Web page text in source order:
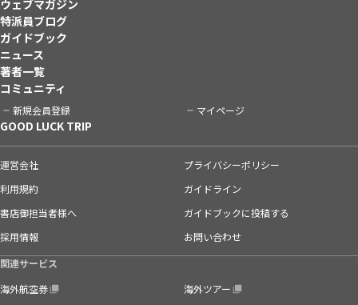
ウェブマガジン
特派員ブログ
ガイドブック
ニュース
著者一覧
コミュニティ
新規会員登録 マイページ
GOOD LUCK TRIP
運営会社
プライバシーポリシー
利用規約
ガイドライン
書店御担当者様へ
ガイドブックに投稿する
採用情報
お問い合わせ
関連サービス
海外航空券
海外ツアー